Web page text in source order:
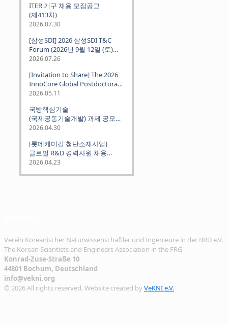
ITER 기구 채용 모집공고
(제413차)
2026.07.30
[삼성SDI] 2026 삼성SDI T&C
Forum (2026년 9월 12일 (토)
뮌헨 개최)
2026.07.26
[Invitation to Share] The 2026
InnoCore Global Postdoctoral
Job Fair: Meet Korea's 4 Major
Institutes
2026.05.11
국방핵심기술
(국제공동기술개발) 과제 공모
안내 (~2026.06.26)
2026.04.30
[롯데케미칼 첨단소재사업]
글로벌 R&D 경력사원 채용
(~2026. 5.5)
2026.04.23
Verein Koreanischer Naturwissenschaftler und Ingenieure in der BRD e.V.
The Korean Scientists and Engineers Association in the FRG
Konrad-Zuse-Straße 10
44801 Bochum, Deutschland
info@vekni.org
© 2026 All rights reserved. Website created byVeKNI e.V.